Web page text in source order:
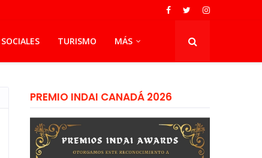
SOCIALES TURISMO MÁS
PREMIO INDAI CANADÁ 2026